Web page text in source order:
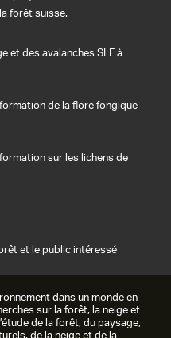
forêt suisse.
et des avalanches SLF à
de la flore fongique
sur les lichens de
et le public intéressé
dans un monde en
sur la forêt, la neige et
de la forêt, du paysage,